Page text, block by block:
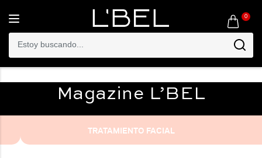
0
Magazine L’BEL
TRATAMIENTO FACIAL